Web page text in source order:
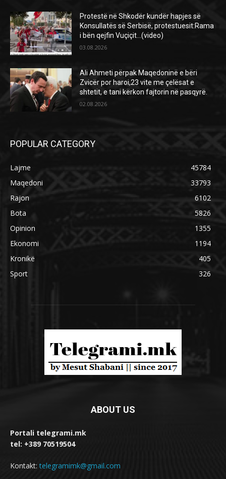
Protestë në Shkodër kundër hapjes së
Konsullatës së Serbisë, protestuesit:Rama
i bën qejfin Vuçiçit…(video)
03.08.2026
Ali Ahmeti përpak Maqedoninë e bëri
Zvicër por haroi,23 vite me çelësat e
shtetit, e tani kërkon fajtorin në pasqyrë.
02.08.2026
POPULAR CATEGORY
Lajme
45784
Maqedoni
33793
Rajon
6102
Bota
5826
Opinion
1355
Ekonomi
1194
Kronikë
405
Sport
326
ABOUT US
Portali telegrami.mk
tel: +389 70519504
Kontakt:telegramimk@gmail.com